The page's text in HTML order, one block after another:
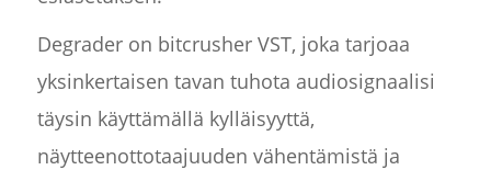
Degrader on bitcrusher VST, joka tarjoaa
yksinkertaisen tavan tuhota audiosignaalisi
täysin käyttämällä kylläisyyttä,
näytteenottotaajuuden vähentämistä ja